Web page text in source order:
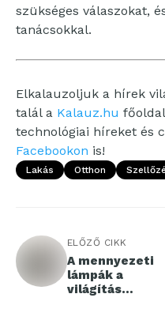
szükséges válaszokat,
tanácsokkal.
Elkalauzoljuk a hírek
talál a Kalauz.hu
technológiai híreket és
Facebookon is!
Lakás Otthon
ELŐZŐ CIKK
A mennyezeti
lámpák a
világítás